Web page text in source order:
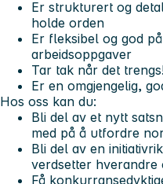
Er strukturert og
holde orden
Er fleksibel og god
arbeidsoppgaver
Tar tak når det
Er en omgjengelig,
Hos oss kan du:
Bli del av et nytt
med på å utfordre
Bli del av en
verdsetter hverandre
Få